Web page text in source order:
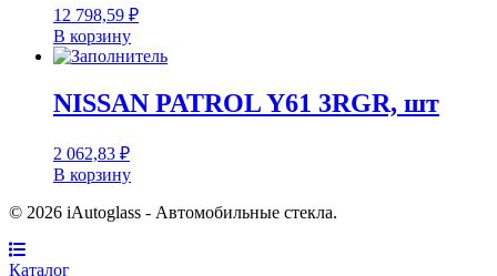
12 798,59 ₽
В корзину
NISSAN PATROL Y61 3RGR, шт
2 062,83 ₽
В корзину
© 2026 iAutoglass - Автомобильные стекла.
Каталог